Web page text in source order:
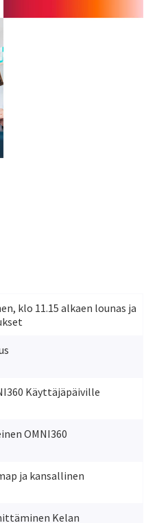
klo 11.15 alkaen lounas ja
Käyttäjäpäiville
OMNI360
ja kansallinen
Kelan